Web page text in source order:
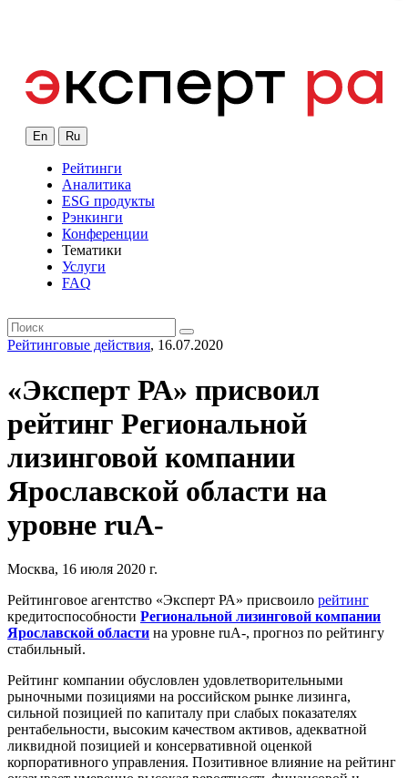
En Ru
Рейтинги
Аналитика
ESG продукты
Рэнкинги
Конференции
Тематики
Услуги
FAQ
Рейтинговые действия, 16.07.2020
«Эксперт РА» присвоил
рейтинг Региональной
лизинговой компании
Ярославской области на
уровне ruA-
Москва, 16 июля 2020 г.
Рейтинговое агентство «Эксперт РА» присвоило рейтинг
кредитоспособности Региональной лизинговой компании
Ярославской области на уровне ruA-, прогноз по рейтингу
стабильный.
Рейтинг компании обусловлен удовлетворительными
рыночными позициями на российском рынке лизинга,
сильной позицией по капиталу при слабых показателях
рентабельности, высоким качеством активов, адекватной
ликвидной позицией и консервативной оценкой
корпоративного управления. Позитивное влияние на рейтинг